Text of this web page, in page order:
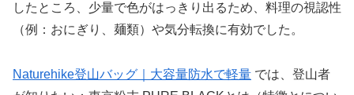
したところ、少量で色がはっきり出るため、料理の視認性
（例：おにぎり、麺類）や気分転換に有効でした。
Naturehike登山バッグ｜大容量防水で軽量 では、登山者